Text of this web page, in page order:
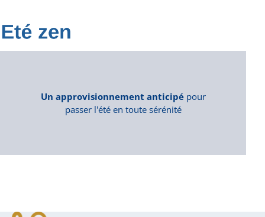
Un approvisionnement anticipépour
passer l'été en toute sérénité